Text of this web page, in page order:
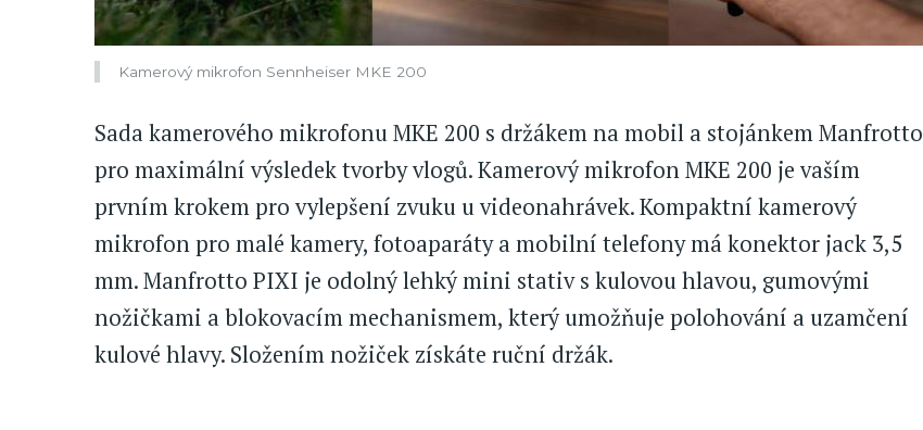
Kamerový mikrofon Sennheiser MKE 200
Sada kamerového mikrofonu MKE 200 s držákem na mobil a stojánkem Manfrotto
pro maximální výsledek tvorby vlogů. Kamerový mikrofon MKE 200 je vaším
prvním krokem pro vylepšení zvuku u videonahrávek. Kompaktní kamerový
mikrofon pro malé kamery, fotoaparáty a mobilní telefony má konektor jack 3,5
mm. Manfrotto PIXI je odolný lehký mini stativ s kulovou hlavou, gumovými
nožičkami a blokovacím mechanismem, který umožňuje polohování a uzamčení
kulové hlavy. Složením nožiček získáte ruční držák.